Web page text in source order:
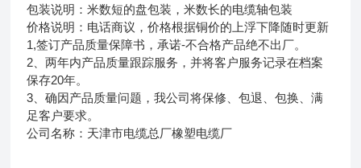
包装说明：米数短的盘包装，米数长的电缆轴包装
价格说明：电话商议，价格根据铜价的上浮下降随时更新
1,签订产品质量保障书，承诺-不合格产品绝不出厂。
2、两年内产品质量跟踪服务，并将客户服务记录在档案
保存20年。
3、确因产品质量问题，我公司将保修、包退、包换、满
足客户要求。
公司名称：天津市电缆总厂橡塑电缆厂